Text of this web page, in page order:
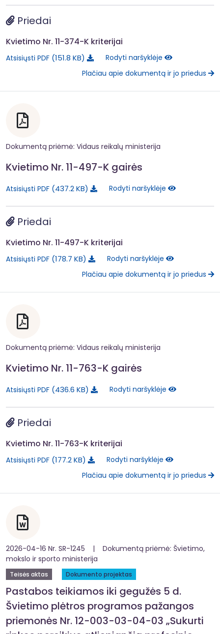
Priedai
Kvietimo Nr. 11-374-K kriterijai
Atsisiųsti PDF 151.8 KB
Rodyti naršyklėje
Plačiau apie dokumentą ir jo priedus
Dokumentą priėmė: Vidaus reikalų ministerija
Kvietimo Nr. 11-497-K gairės
Atsisiųsti PDF 437.2 KB Rodyti naršyklėje
Priedai
Kvietimo Nr. 11-497-K kriterijai
Atsisiųsti PDF 178.7 KB
Rodyti naršyklėje
Plačiau apie dokumentą ir jo priedus
Dokumentą priėmė: Vidaus reikalų ministerija
Kvietimo Nr. 11-763-K gairės
Atsisiųsti PDF 436.6 KB Rodyti naršyklėje
Priedai
Kvietimo Nr. 11-763-K kriterijai
Atsisiųsti PDF 177.2 KB
Rodyti naršyklėje
Plačiau apie dokumentą ir jo priedus
2026-04-16 Nr. SR-1245 | Dokumentą priėmė: Švietimo,
mokslo ir sporto ministerija
Teisės aktas Dokumento projektas
Pastabos teikiamos iki gegužės 5 d.
Švietimo plėtros programos pažangos
priemonės Nr. 12-003-03-04-03 „Sukurti